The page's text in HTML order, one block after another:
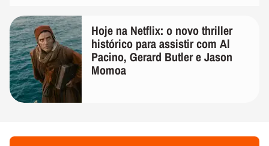
Hoje na Netflix: o novo thriller
histórico para assistir com Al
Pacino, Gerard Butler e Jason
Momoa